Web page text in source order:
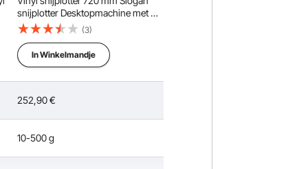
snijplotter Desktopmachine met de
software
(3)
In Winkelmandje
252,90€
10-500 g